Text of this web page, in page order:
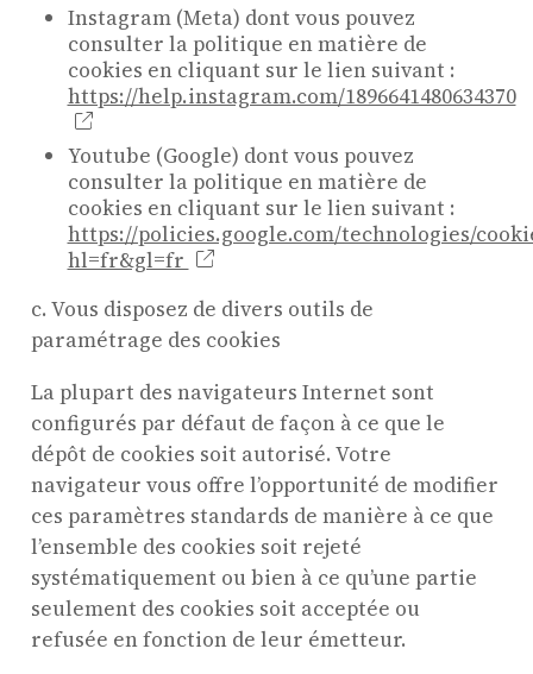
Instagram (Meta) dont vous pouvez
consulter la politique en matière de
cookies en cliquant sur le lien suivant :
https://help.instagram.com/1896641480634370
Youtube (Google) dont vous pouvez
consulter la politique en matière de
cookies en cliquant sur le lien suivant :
https://policies.google.com/technologies/
hl=fr&gl=fr
c. Vous disposez de divers outils de
paramétrage des cookies
La plupart des navigateurs Internet sont
configurés par défaut de façon à ce que le
dépôt de cookies soit autorisé. Votre
navigateur vous offre l’opportunité de modifier
ces paramètres standards de manière à ce que
l’ensemble des cookies soit rejeté
systématiquement ou bien à ce qu’une partie
seulement des cookies soit acceptée ou
refusée en fonction de leur émetteur.